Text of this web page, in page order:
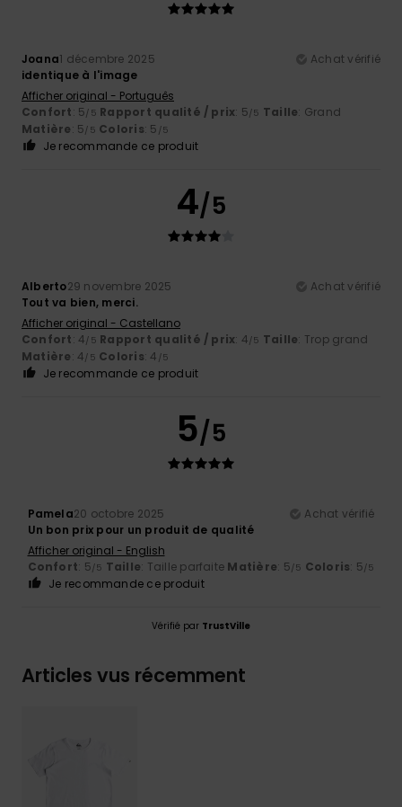
Joana1 décembre 2025
Achat vérifié
identique à l'image
Afficher original - Português
Confort: 5/5 Rapport qualité / prix: 5/5 Taille: Grand
Matière: 5/5 Coloris: 5 /5
Je recommande ce produit
4/5
Alberto29 novembre 2025
Achat vérifié
Tout va bien, merci.
Afficher original - Castellano
Confort: 4/5 Rapport qualité / prix: 4/5 Taille: Trop grand
Matière: 4/5 Coloris: 4 /5
Je recommande ce produit
5/5
Pamela20 octobre 2025
Achat vérifié
Un bon prix pour un produit de qualité
Afficher original - English
Confort: 5/5 Taille: Taille parfaite Matière: 5/5 Coloris: 5/5
Je recommande ce produit
Vérifié par TrustVille
Articles vus récemment